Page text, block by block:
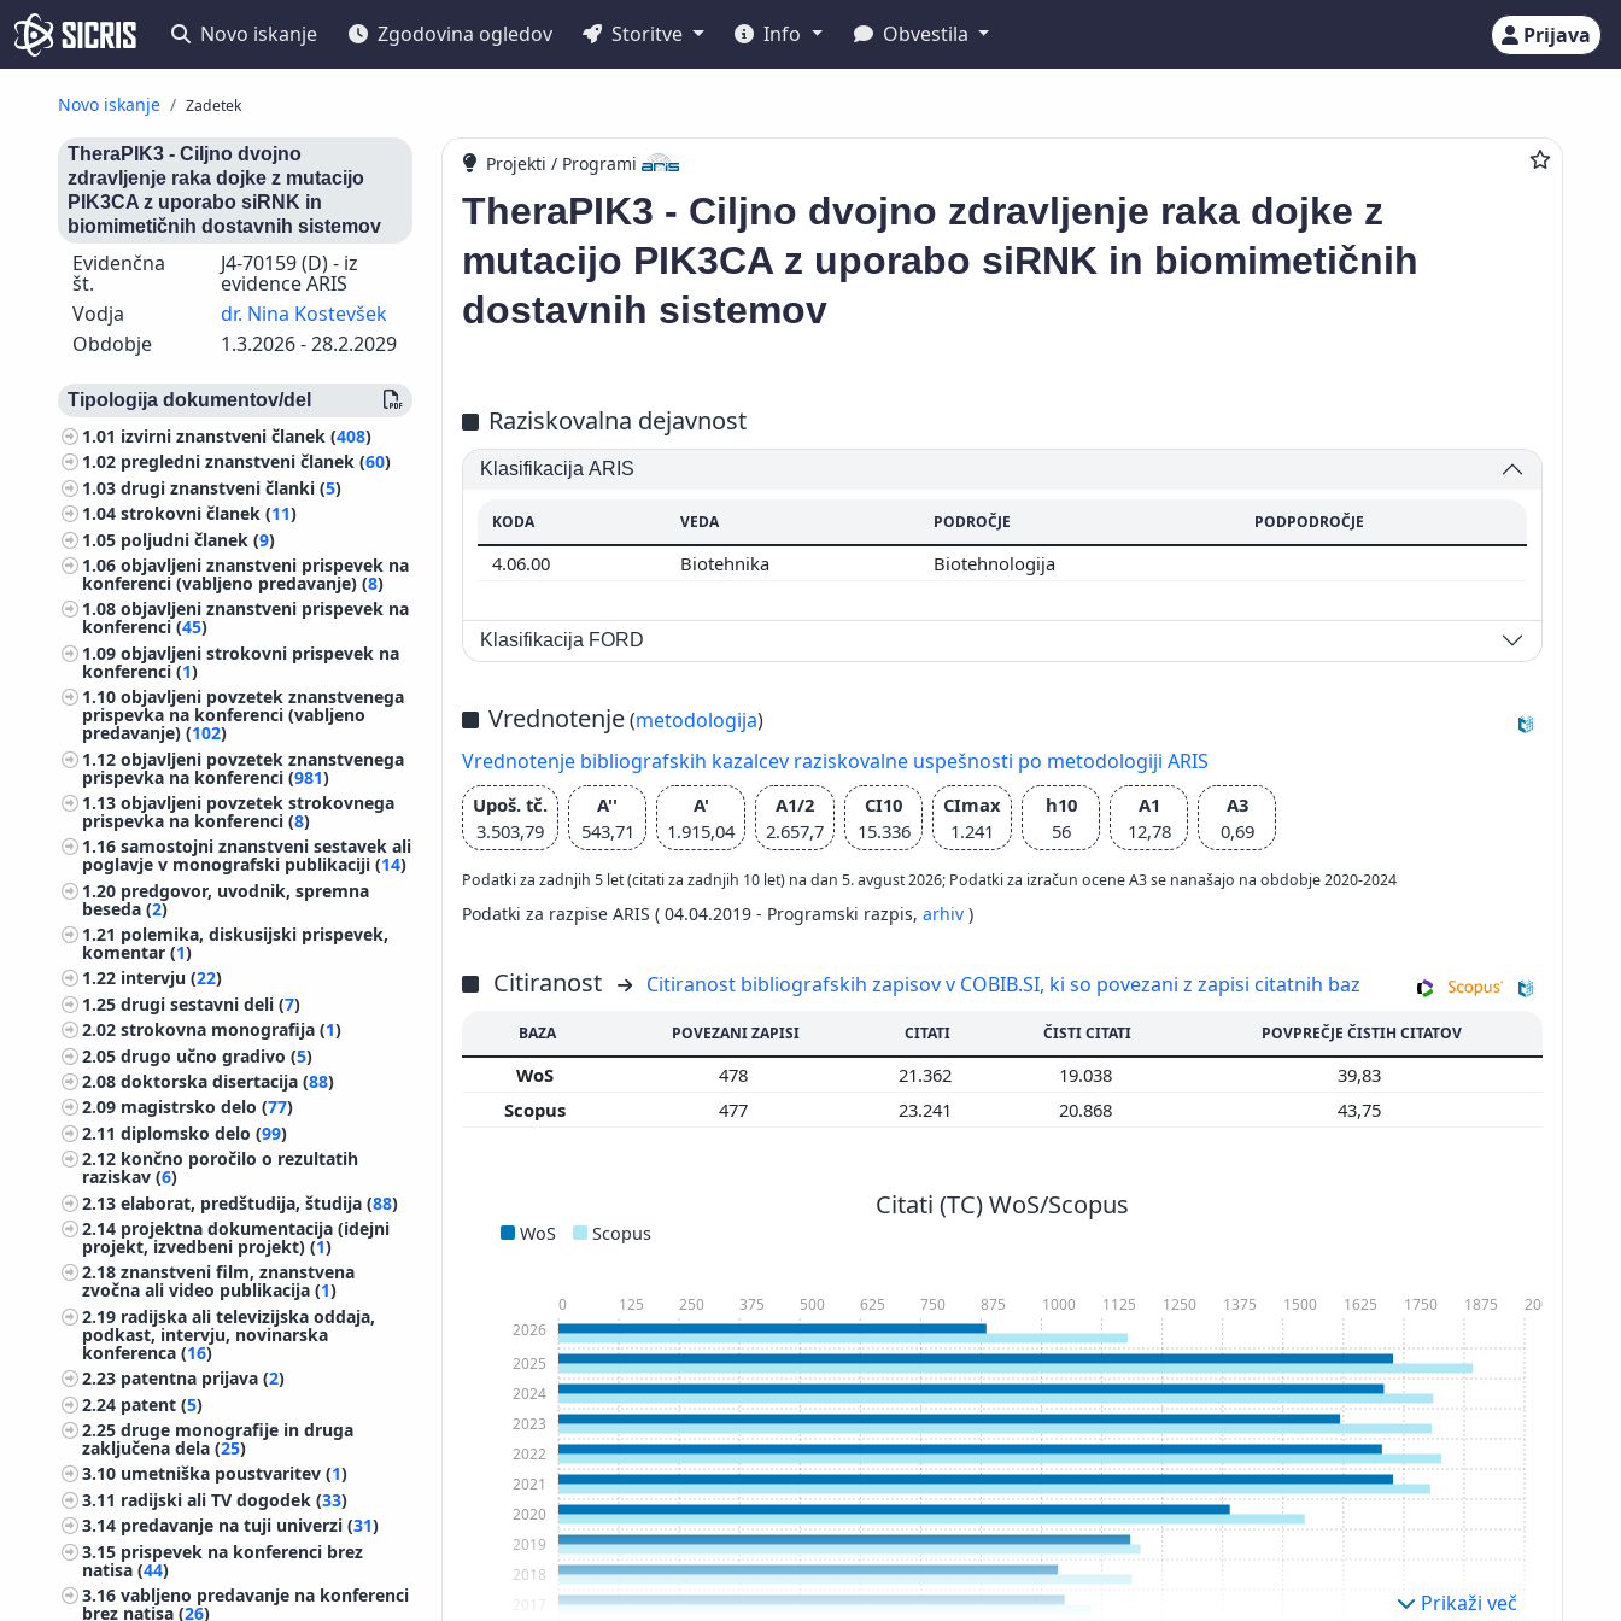
Novo iskanje Zgodovina ogledov Storitve Info Obvestila Prijava
Novo iskanje Zadetek
TheraPIK3 - Ciljno dvojno
zdravljenje raka dojke z mutacijo
PIK3CA z uporabo siRNK in
biomimetičnih dostavnih sistemov
Evidenčna
št.
J4-70159 (D) - iz
evidence ARIS
Vodja
dr. Nina Kostevšek
Obdobje
1.3.2026 - 28.2.2029
Tipologija dokumentov/del
1.01 izvirni znanstveni članek (408)
1.02 pregledni znanstveni članek (60)
1.03drugi znanstveni članki (5)
1.04strokovni članek (11)
1.05 poljudni članek (9)
1.06objavljeni znanstveni prispevek na
konferenci (vabljeno predavanje) (8)
1.08objavljeni znanstveni prispevek na
konferenci (45)
1.09objavljeni strokovni prispevek na
konferenci (1)
1.10objavljeni povzetek znanstvenega
prispevka na konferenci (vabljeno
predavanje) (102)
1.12objavljeni povzetek znanstvenega
prispevka na konferenci (981)
1.13objavljeni povzetek strokovnega
prispevka na konferenci (8)
1.16samostojni znanstveni sestavek ali
poglavje v monografski publikaciji (14)
1.20 predgovor, uvodnik, spremna
beseda (2)
1.21 polemika, diskusijski prispevek,
komentar (1)
1.22 intervju (22)
1.25drugi sestavni deli (7)
2.02strokovna monografija (1)
2.05drugo učno gradivo (5)
2.08doktorska disertacija (88)
2.09 magistrsko delo (77)
2.11diplomsko delo (99)
2.12 končno poročilo o rezultatih
raziskav (6)
2.13elaborat, predštudija, študija (88)
2.14 projektna dokumentacija (idejni
projekt, izvedbeni projekt) (1)
2.18znanstveni film, znanstvena
zvočna ali video publikacija (1)
2.19 radijska ali televizijska oddaja,
podkast, intervju, novinarska
konferenca (16)
2.23 patentna prijava (2)
2.24 patent (5)
2.25druge monografije in druga
zaključena dela (25)
3.10 umetniška poustvaritev (1)
3.11 radijski ali TV dogodek (33)
3.14 predavanje na tuji univerzi (31)
3.15 prispevek na konferenci brez
natisa (44)
3.16vabljeno predavanje na konferenci
brez natisa (26)
Projekti / Programi
TheraPIK3 - Ciljno dvojno zdravljenje raka dojke z
mutacijo PIK3CA z uporabo siRNK in biomimetičnih
dostavnih sistemov
Raziskovalna dejavnost
Klasifikacija ARIS
KODA VEDA PODROČJE PODPODROČJE
4.06.00 Biotehnika Biotehnologija
Klasifikacija FORD
Vrednotenje(metodologija)
Vrednotenje bibliografskih kazalcev raziskovalne uspešnosti po metodologiji ARIS
Upoš. tč.
3.503,79
A''
543,71
A'
1.915,04
A1/2
2.657,7
CI10
15.336
CImax
1.241
h10
56
A1
12,78
A3
0,69
Podatki za zadnjih 5 let (citati za zadnjih 10 let) na dan 5. avgust 2026; Podatki za izračun ocene A3 se nanašajo na obdobje 2020-2024
Podatki za razpise ARIS ( 04.04.2019 - Programski razpis, arhiv )
Citiranost Citiranost bibliografskih zapisov v COBIB.SI, ki so povezani z zapisi citatnih baz
BAZA POVEZANI ZAPISI CITATI ČISTI CITATI POVPREČJE ČISTIH CITATOV
WoS 478 21.362 19.038
39,83
Scopus
477 23.241 20.868 43,75
Citati (TC) WoS/Scopus
WoS Scopus
2017
2018
2019
2020
2021
2022
2023
2024
2025
2026
0 125 250 375 500 625 750 875 1000 1125 1250 1375 1500 1625 1750 1875 2000
Prikaži več